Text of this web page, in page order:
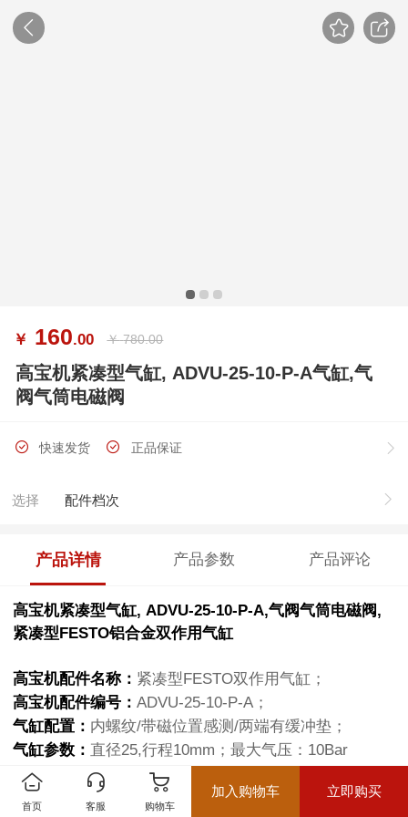
￥ 160.00 ￥ 780.00
高宝机紧凑型气缸, ADVU-25-10-P-A气缸,气
阀气筒电磁阀
快速发货 正品保证
选择 配件档次
产品详情 产品参数 产品评论
高宝机紧凑型气缸, ADVU-25-10-P-A,气阀气筒电磁阀,
紧凑型FESTO铝合金双作用气缸
高宝机配件名称： 紧凑型FESTO双作用气缸；
高宝机配件编号： ADVU-25-10-P-A；
气缸配置： 内螺纹/带磁位置感测/两端有缓冲垫；
气缸参数： 直径25,行程10mm；最大气压：10Bar
适合的机型： KBA Rapida 104 105 105 142 162印刷机；
首页 客服 购物车
加入购物车 立即购买